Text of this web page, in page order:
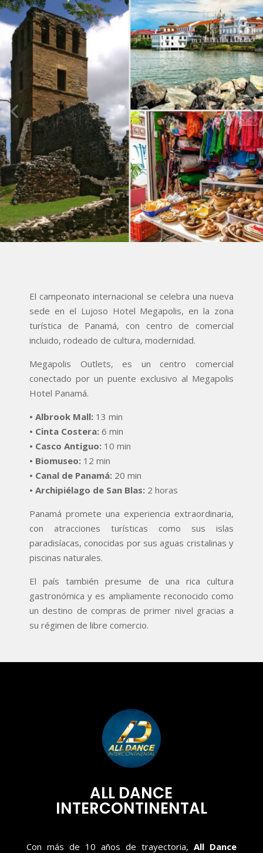
El campeonato internacional se celebra una nueva
sede en el Lujoso Hotel Megapolis, en la zona
turística de Panamá, con centro de comercial
incluido, rodeado de cultura, modernidad.
Megapolis Outlets, es un centro comercial
conectado por un puente exclusivo al Megapolis
Hotel Panamá.
• Albrook Mall: 13 min
• Cinta Costera: 6 min
• Casco Antiguo: 10 min
• Biomuseo: 12 min
• Canal de Panamá: 20 min
• Archipiélago de San Blas: 2 horas
Panamá promete una experiencia extraordinaria,
con atracciones turísticas como sus islas
paradisíacas, conocidas por sus aguas cristalinas y
piscinas naturales.
El país también presume de una rica cultura
gastronómica y es ampliamente reconocido como
un destino de compras de primer nivel gracias a
su régimen de libre comercio.
ALL DANCE
INTERCONTINENTAL
Con más de 10 años de trayectoria,All Dance